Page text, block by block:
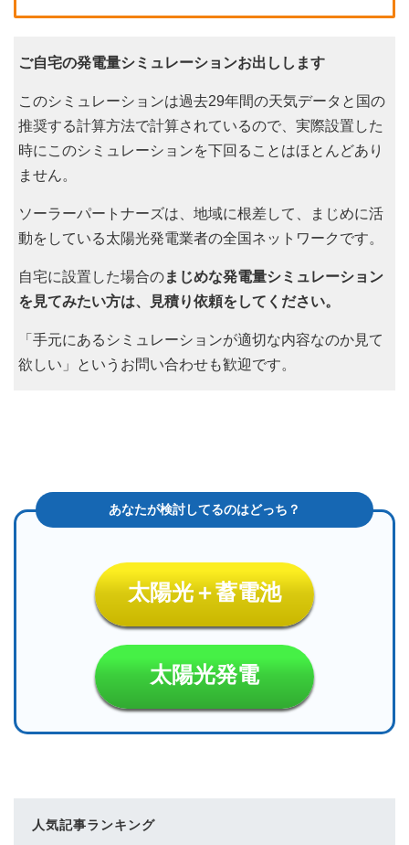
ご自宅の発電量シミュレーションお出しします
このシミュレーションは過去29年間の天気データと国の
推奨する計算方法で計算されているので、実際設置した
時にこのシミュレーションを下回ることはほとんどあり
ません。
ソーラーパートナーズは、地域に根差して、まじめに活
動をしている太陽光発電業者の全国ネットワークです。
自宅に設置した場合のまじめな発電量シミュレーション
を見てみたい方は、見積り依頼をしてください。
「手元にあるシミュレーションが適切な内容なのか見て
欲しい」というお問い合わせも歓迎です。
太陽光＋蓄電池
太陽光発電
人気記事ランキング